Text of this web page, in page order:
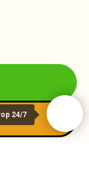
24/7